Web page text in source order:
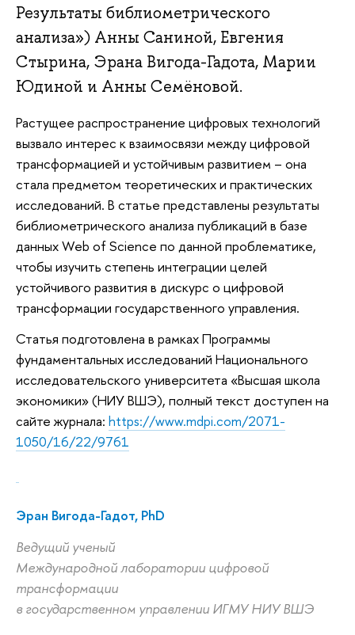
Результаты библиометрического
анализа») Анны Саниной, Евгения
Стырина, Эрана Вигода-Гадота, Марии
Юдиной и Анны Семёновой.
Растущее распространение цифровых технологий
вызвало интерес к взаимосвязи между цифровой
трансформацией и устойчивым развитием – она
стала предметом теоретических и практических
исследований. В статье представлены результаты
библиометрического анализа публикаций в базе
данных Web of Science по данной проблематике,
чтобы изучить степень интеграции целей
устойчивого развития в дискурс о цифровой
трансформации государственного управления.
Статья подготовлена в рамках Программы
фундаментальных исследований Национального
исследовательского университета «Высшая школа
экономики» (НИУ ВШЭ), полный текст доступен на
сайте журнала: https://www.mdpi.com/2071-
1050/16/22/9761
Эран Вигода-Гадот, PhD
Ведущий ученый
Международной лаборатории цифровой
трансформации
в государственном управлении ИГМУ НИУ ВШЭ